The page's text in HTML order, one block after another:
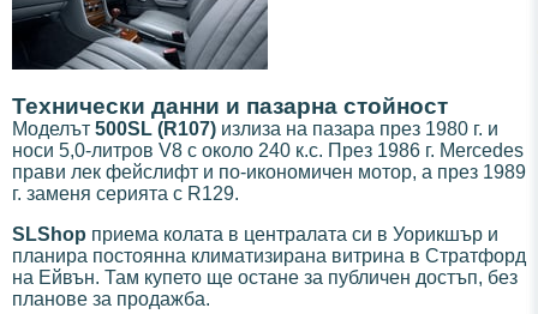
Технически данни и пазарна стойност
Моделът 500SL (R107) излиза на пазара през 1980 г. и
носи 5,0-литров V8 с около 240 к.с. През 1986 г. Mercedes
прави лек фейслифт и по-икономичен мотор, а през 1989
г. заменя серията с R129.
SLShop приема колата в централата си в Уорикшър и
планира постоянна климатизирана витрина в Стратфорд
на Ейвън. Там купето ще остане за публичен достъп, без
планове за продажба.